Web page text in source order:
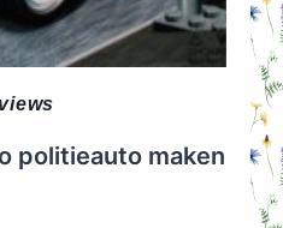
politieauto maken